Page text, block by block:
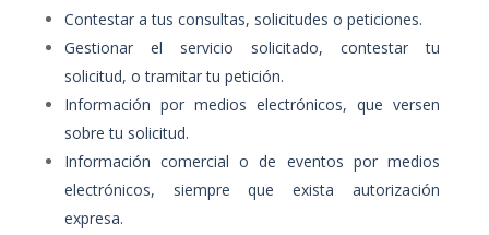
Contestar a tus consultas, solicitudes o peticiones.
Gestionar el servicio solicitado, contestar tu
solicitud, o tramitar tu petición.
Información por medios electrónicos, que versen
sobre tu solicitud.
Información comercial o de eventos por medios
electrónicos, siempre que exista autorización
expresa.